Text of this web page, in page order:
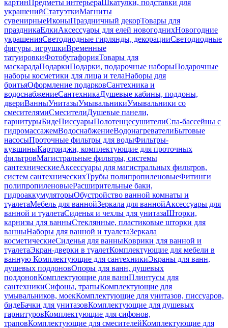
картинПредметы интерьераШкатулки, подставки для
украшенийСтатуэткиМагниты
сувенирныеИконыПраздничный декорТовары для
праздникаЕлкиАксессуары для елей новогоднихНовогодние
украшенияСветодиодные гирлянды, декорацииСветодиодные
фигуры, игрушкиВременные
татуировкиФотобутафорияТовары для
маскарадаПодаркиПодарки, подарочные наборыПодарочные
наборы косметики для лица и телаНаборы для
бритьяОформление подарковСантехника и
водоснабжениеСантехникаДушевые кабины, поддоны,
двериВанныУнитазыУмывальникиУмывальники со
смесителямиСмесителиДушевые панели,
гарнитурыБидеПиссуарыПолотенцесушителиСпа-бассейны с
гидромассажемВодоснабжениеВодонагревателиБытовые
насосыПроточные фильтры для водыФильтры-
кувшиныКартриджи, комплектующие для проточных
фильтровМагистральные фильтры, системы
сантехническиеАксессуары для магистральных фильтров,
систем сантехническихТрубы полипропиленовыеФитинги
полипропиленовыеРасширительные баки,
гидроаккумуляторыОбустройство ванной комнаты и
туалетаМебель для ваннойЗеркала для ваннойАксессуары для
ванной и туалетаСиденья и чехлы для унитазаШторки,
карнизы для ванныСтеклянные, пластиковые шторки для
ванныНаборы для ванной и туалетаЗеркала
косметическиеСиденья для ванныКоврики для ванной и
туалетаЭкран-дверки в туалетКомплектующие для мебели в
ванную Комплектующие для сантехникиЭкраны для ванн,
душевых поддоновОпоры для ванн, душевых
поддоновКомплектующие для ваннПлинтусы для
сантехникиСифоны, трапыКомплектующие для
умывальников, моекКомплектующие для унитазов, писсуаров,
бидеБачки для унитазовКомплектующие для душевых
гарнитуровКомплектующие для сифонов,
траповКомплектующие для смесителейКомплектующие для